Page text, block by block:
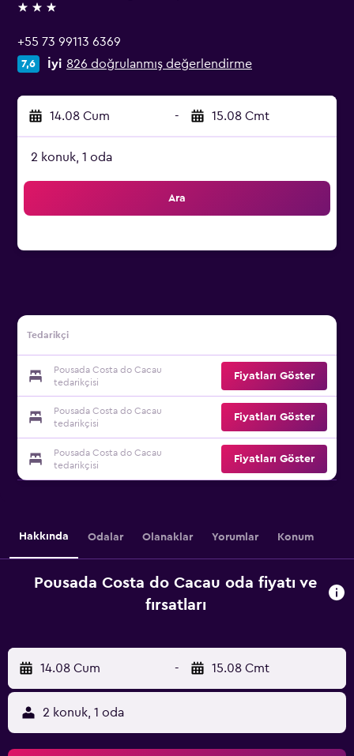
3 yıldız
+55 73 99113 6369
7,6 İyi 826 doğrulanmış değerlendirme
14.08 Cum - 15.08 Cmt
2 konuk, 1 oda
Ara
Tedarikçi
Pousada Costa do Cacau
tedarikçisi
Fiyatları Göster
Pousada Costa do Cacau
tedarikçisi
Fiyatları Göster
Pousada Costa do Cacau
tedarikçisi
Fiyatları Göster
Hakkında Odalar Olanaklar Yorumlar Konum
Pousada Costa do Cacau oda fiyatı ve
fırsatları
14.08 Cum - 15.08 Cmt
2 konuk, 1 oda